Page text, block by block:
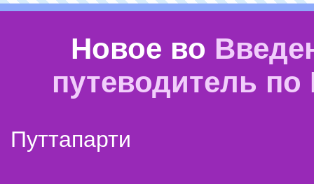
Новое во
путеводитель
Путтапарти